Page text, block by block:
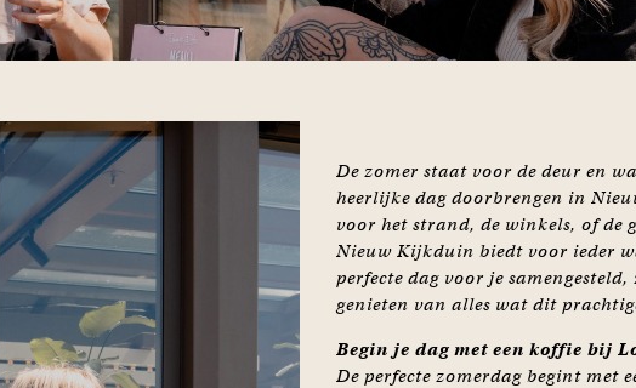
De zomer staat voor de deur en
heerlijke dag doorbrengen in
voor het strand, de winkels, of de
Nieuw Kijkduin biedt voor ieder
perfecte dag voor je
genieten van alles wat dit
Begin je dag met een koffie bij
De perfecte zomerdag begint met